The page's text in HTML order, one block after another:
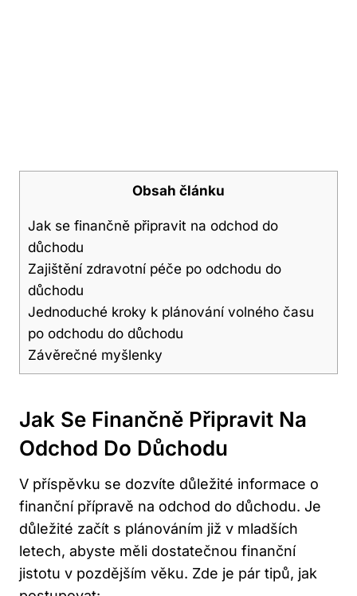
Obsah článku
Jak se finančně připravit na odchod do
důchodu
Zajištění zdravotní péče po odchodu do
důchodu
Jednoduché kroky k plánování volného času
po odchodu do důchodu
Závěrečné myšlenky
Jak Se Finančně Připravit Na
Odchod Do Důchodu
V příspěvku se dozvíte důležité informace o
finanční přípravě na odchod do důchodu. Je
důležité začít s plánováním již v mladších
letech, abyste měli dostatečnou finanční
jistotu v pozdějším věku. Zde je pár tipů, jak